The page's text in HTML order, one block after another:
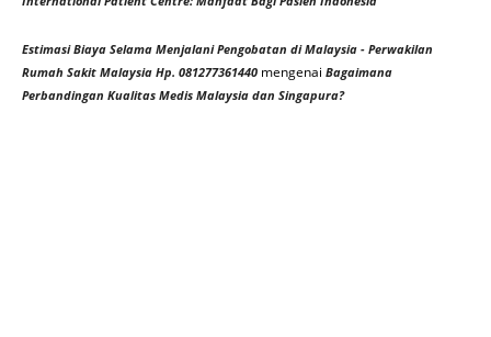
Estimasi Biaya Selama Menjalani Pengobatan di Malaysia - Perwakilan
Rumah Sakit Malaysia Hp. 081277361440 mengenai Bagaimana
Perbandingan Kualitas Medis Malaysia dan Singapura?